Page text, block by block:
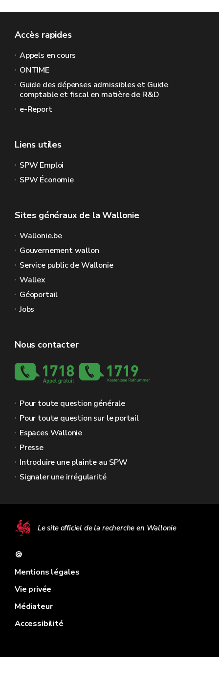
Accès rapides
Appels en cours
ONTIME
Guide des dépenses admissibles et Guide
comptable et fiscal en matière de R&D
e-Report
Liens utiles
SPW Emploi
SPW Économie
Sites généraux de la Wallonie
Wallonie.be
Gouvernement wallon
Service public de Wallonie
Wallex
Géoportail
Jobs
Nous contacter
Pour toute question générale
Pour toute question sur le portail
Espaces Wallonie
Presse
Introduire une plainte au SPW
Signaler une irrégularité
Le site officiel de la recherche en Wallonie
🍪
Mentions légales
Vie privée
Médiateur
Accessibilité